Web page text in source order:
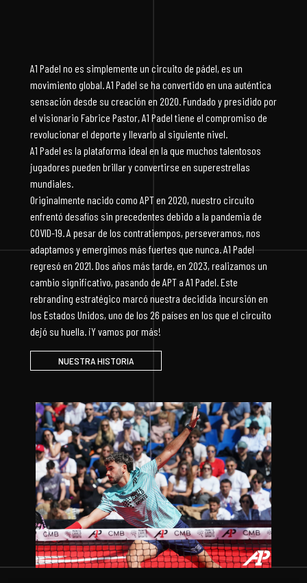
A1 Padel no es simplemente un circuito de pádel, es un
movimiento global. A1 Padel se ha convertido en una auténtica
sensación desde su creación en 2020. Fundado y presidido por
el visionario Fabrice Pastor, A1 Padel tiene el compromiso de
revolucionar el deporte y llevarlo al siguiente nivel.
A1 Padel es la plataforma ideal en la que muchos talentosos
jugadores pueden brillar y convertirse en superestrellas
mundiales.
Originalmente nacido como APT en 2020, nuestro circuito
enfrentó desafíos sin precedentes debido a la pandemia de
COVID-19. A pesar de los contratiempos, perseveramos, nos
adaptamos y emergimos más fuertes que nunca. A1 Padel
regresó en 2021. Dos años más tarde, en 2023, realizamos un
cambio significativo, pasando de APT a A1 Padel. Este
rebranding estratégico marcó nuestra decidida incursión en
los Estados Unidos, uno de los 26 países en los que el circuito
dejó su huella. ¡Y vamos por más!
NUESTRA HISTORIA